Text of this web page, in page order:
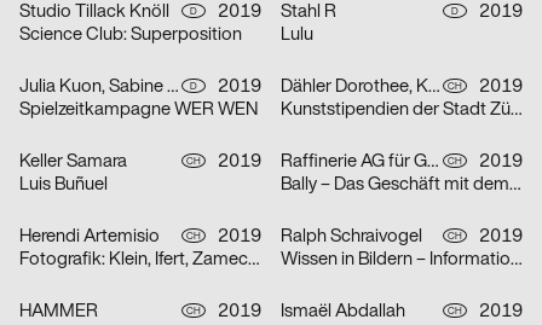
Studio Tillack Knöll D
2019
Science Club: Superposition
Stahl R D
2019
Lulu
Julia Kuon, Sabine Meyer, Christoph Feist D
2019
Spielzeitkampagne WER WEN
Dähler Dorothee, Kaj Lehmann CH
2019
Kunststipendien der Stadt Zürich 2019
Keller Samara CH
2019
Luis Buñuel
Raffinerie AG für Gestaltung CH
2019
Bally – Das Geschäft mit dem Schuh
Herendi Artemisio CH
2019
Fotografik: Klein, Ifert, Zamecznik
Ralph Schraivogel CH
2019
Wissen in Bildern – Informationsdesign heute
HAMMER CH
2019
Ismaël Abdallah CH
2019